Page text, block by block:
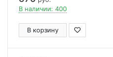
В наличии: 400
В корзину